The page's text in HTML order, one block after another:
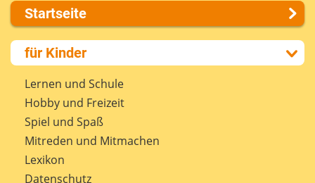
Startseite
Über uns
Presse
Kontakt
Impressum
Internet-ABC Sitemap
Barrierefreiheit
Länderprojekte
für Kinder
Lernen und Schule
Hobby und Freizeit
Spiel und Spaß
Mitreden und Mitmachen
Lexikon
Datenschutz